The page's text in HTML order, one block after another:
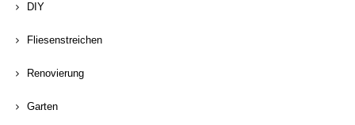
DIY
Fliesenstreichen
Renovierung
Garten